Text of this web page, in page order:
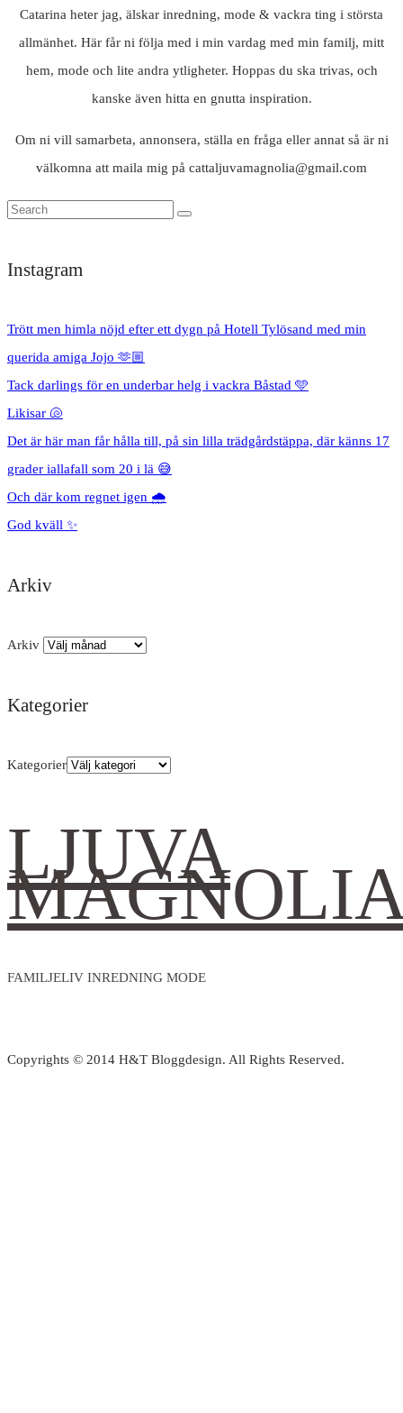
Catarina heter jag, älskar inredning, mode & vackra ting i största
allmänhet. Här får ni följa med i min vardag med min familj, mitt
hem, mode och lite andra ytligheter. Hoppas du ska trivas, och
kanske även hitta en gnutta inspiration.
Om ni vill samarbeta, annonsera, ställa en fråga eller annat så är ni
välkomna att maila mig på cattaljuvamagnolia@gmail.com
Instagram
Trött men himla nöjd efter ett dygn på Hotell Tylösand med min
querida amiga Jojo 🫶🏼
Tack darlings för en underbar helg i vackra Båstad 🩵
Likisar 🐚
Det är här man får hålla till, på sin lilla trädgårdstäppa, där känns 17
grader iallafall som 20 i lä 😅
Och där kom regnet igen 🌧️
God kväll ✨
Arkiv
Arkiv
Kategorier
Kategorier
LJUVA
FAMILJELIV INREDNING MODE
Copyrights © 2014 H&T Bloggdesign. All Rights Reserved.